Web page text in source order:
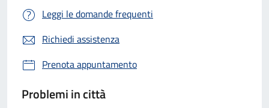
Leggi le domande frequenti
Richiedi assistenza
Prenota appuntamento
Problemi in città